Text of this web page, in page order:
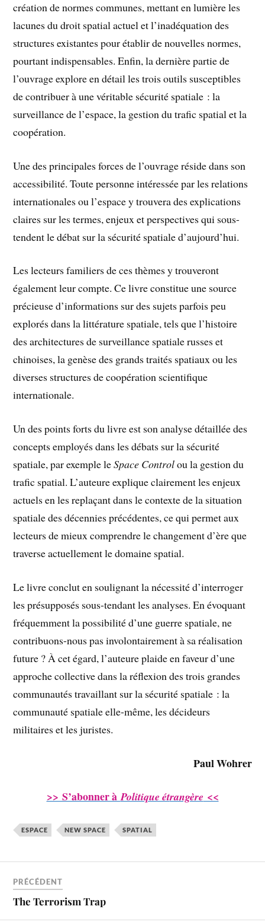
création de normes communes, mettant en lumière les
lacunes du droit spatial actuel et l’inadéquation des
structures existantes pour établir de nouvelles normes,
pourtant indispensables. Enfin, la dernière partie de
l’ouvrage explore en détail les trois outils susceptibles
de contribuer à une véritable sécurité spatiale : la
surveillance de l’espace, la gestion du trafic spatial et la
coopération.
Une des principales forces de l’ouvrage réside dans son
accessibilité. Toute personne intéressée par les relations
internationales ou l’espace y trouvera des explications
claires sur les termes, enjeux et perspectives qui sous-
tendent le débat sur la sécurité spatiale d’aujourd’hui.
Les lecteurs familiers de ces thèmes y trouveront
également leur compte. Ce livre constitue une source
précieuse d’informations sur des sujets parfois peu
explorés dans la littérature spatiale, tels que l’histoire
des architectures de surveillance spatiale russes et
chinoises, la genèse des grands traités spatiaux ou les
diverses structures de coopération scientifique
internationale.
Un des points forts du livre est son analyse détaillée des
concepts employés dans les débats sur la sécurité
spatiale, par exemple leSpace Controlou la gestion du
trafic spatial. L’auteure expliqueclairement les enjeux
actuels en les replaçant dans le contexte de la situation
spatiale des décennies précédentes, ce qui permet aux
lecteurs de mieux comprendre le changement d’ère que
traverse actuellement le domaine spatial.
Le livre conclut en soulignant la nécessité d’interroger
les présupposés sous-tendant les analyses. En évoquant
fréquemment la possibilité d’une guerre spatiale, ne
contribuons-nous pas involontairement à sa réalisation
future ? À cet égard, l’auteure plaide en faveur d’une
approche collective dans la réflexion des trois grandes
communautés travaillant sur la sécurité spatiale : la
communauté spatiale elle-même, les décideurs
militaires et les juristes.
Paul Wohrer
>> S’abonner àPolitique étrangère <<
ESPACE NEW SPACE SPATIAL
PRÉCÉDENT
The Terrorism Trap